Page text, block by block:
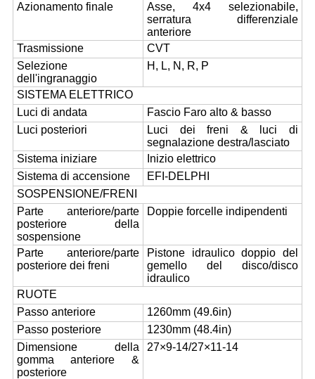
Azionamento finale
Asse, 4x4 selezionabile,
serratura differenziale
anteriore
Trasmissione
CVT
Selezione
dell'ingranaggio
H, L, N, R, P
SISTEMA ELETTRICO
Luci di andata
Fascio Faro alto & basso
Luci posteriori
Luci dei freni & luci di
segnalazione destra/lasciato
Sistema iniziare
Inizio elettrico
Sistema di accensione
EFI-DELPHI
SOSPENSIONE/FRENI
Parte anteriore/parte
posteriore della
sospensione
Doppie forcelle indipendenti
Parte anteriore/parte
posteriore dei freni
Pistone idraulico doppio del
gemello del disco/disco
idraulico
RUOTE
Passo anteriore
1260mm (49.6in)
Passo posteriore
1230mm (48.4in)
Dimensione della
gomma anteriore &
posteriore
27×9-14/27×11-14